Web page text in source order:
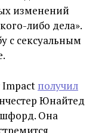
изменений
либо дела».
с сексуальным
получил
Юнайтед
Она